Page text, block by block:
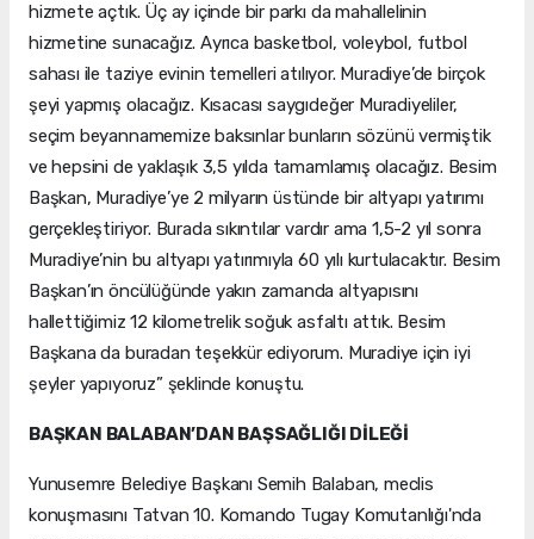
hizmete açtık. Üç ay içinde bir parkı da mahallelinin
hizmetine sunacağız. Ayrıca basketbol, voleybol, futbol
sahası ile taziye evinin temelleri atılıyor. Muradiye’de birçok
şeyi yapmış olacağız. Kısacası saygıdeğer Muradiyeliler,
seçim beyannamemize baksınlar bunların sözünü vermiştik
ve hepsini de yaklaşık 3,5 yılda tamamlamış olacağız. Besim
Başkan, Muradiye’ye 2 milyarın üstünde bir altyapı yatırımı
gerçekleştiriyor. Burada sıkıntılar vardır ama 1,5-2 yıl sonra
Muradiye’nin bu altyapı yatırımıyla 60 yılı kurtulacaktır. Besim
Başkan’ın öncülüğünde yakın zamanda altyapısını
hallettiğimiz 12 kilometrelik soğuk asfaltı attık. Besim
Başkana da buradan teşekkür ediyorum. Muradiye için iyi
şeyler yapıyoruz” şeklinde konuştu.
BAŞKAN BALABAN’DAN BAŞSAĞLIĞI DİLEĞİ
Yunusemre Belediye Başkanı Semih Balaban, meclis
konuşmasını Tatvan 10. Komando Tugay Komutanlığı'nda